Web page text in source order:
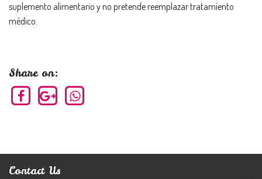
suplemento alimentario y no pretende reemplazar tratamiento
médico.
Share on:
Contact Us